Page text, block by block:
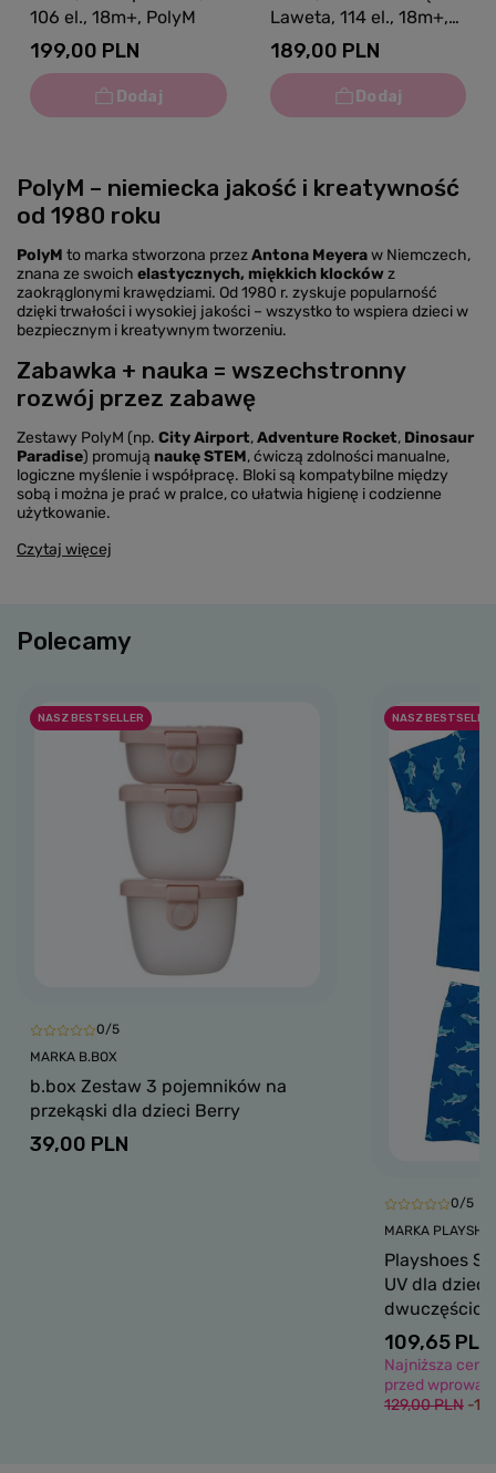
106 el., 18m+, PolyM
199,00 PLN
Laweta, 114 el., 18m+,
PolyM
189,00 PLN
PolyM – niemiecka jakość i kreatywność
od 1980 roku
PolyM to marka stworzona przezAntona Meyeraw Niemczech,
znana ze swoich elastycznych, miękkich klockówz
zaokrąglonymi krawędziami. Od 1980 r. zyskuje popularność
dzięki trwałości i wysokiej jakości – wszystko to wspiera dzieci w
bezpiecznym i kreatywnym tworzeniu.
Zabawka + nauka = wszechstronny
rozwój przez zabawę
Zestawy PolyM (np. City Airport,Adventure Rocket, Dinosaur
Paradise) promują naukę STEM, ćwiczą zdolności manualne,
logiczne myślenie i współpracę. Bloki są kompatybilne między
sobą i można je prać w pralce, co ułatwia higienę i codzienne
użytkowanie.
Czytaj więcej
Polecamy
NASZ BESTSELLER
0/5
MARKA B.BOX
b.box Zestaw 3 pojemników na
przekąski dla dzieci Berry
39,00 PLN
NASZ
0/5
MARKA
Playshoes
UV dla
109,65 PLN
Najniższa
przed
129,00 PLN -